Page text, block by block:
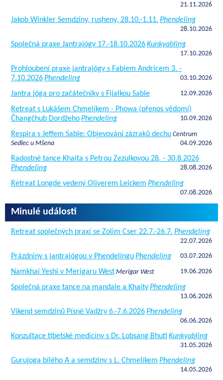
21.11.2026
Jakob Winkler Semdziny, rusheny, 28.10.-1.11. Phendeling
28.10.2026
Společná praxe Jantrajógy 17.-18.10.2026Kunkyabling
17.10.2026
Prohloubení praxe jantrajógy s Fabiem Andricem 3. -
7.10.2026Phendeling 03.10.2026
Jantra jóga pro začátečníky s Fijalkou Sable 12.09.2026
Retreat s Lukášem Chmelíkem - Phowa (přenos vědomí)
Čhangčhub DordžehoPhendeling 10.09.2026
Respira s Jeffem Sable: Objevování zázraků dechu Centrum
Sedlec u Mšena
04.09.2026
Radostné tance Khaita s Petrou Zezulkovou 28. - 30.8.2026
Phendeling
28.08.2026
Retreat Longde vedený Oliverem Leickem Phendeling
07.08.2026
Minulé události
Retreat společných praxí se Zolim Cser 22.7.-26.7. Phendeling
22.07.2026
Prázdniny s jantrajógou v PhendelinguPhendeling 03.07.2026
Namkhai Yeshi v Merigaru West Merigar West 19.06.2026
Společná praxe tance na mandale a KhaityPhendeling
13.06.2026
Víkend semdzinů Písně Vadžry 6.-7.6.2026Phendeling
06.06.2026
Konzultace tibetské medicíny s Dr. Lobsang Bhuti Kunkyabling
31.05.2026
Gurujoga bílého A a semdziny s L. Chmelíkem Phendeling
14.05.2026